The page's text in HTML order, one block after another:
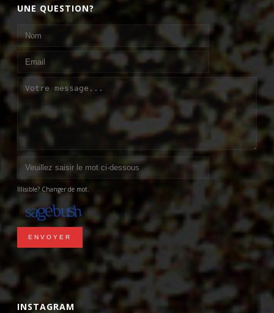
UNE QUESTION?
Illisible? Changer de mot.
ENVOYER
INSTAGRAM